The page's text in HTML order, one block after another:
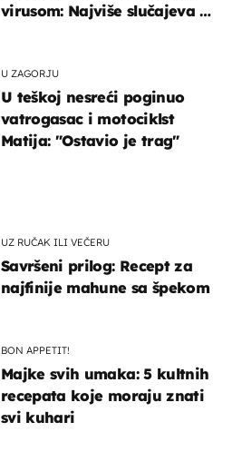
virusom: Najviše slučajeva u
U ZAGORJU
U teškoj nesreći poginuo
vatrogasac i motociklst
Matija: "Ostavio je trag"
UZ RUČAK ILI VEČERU
Savršeni prilog: Recept za
najfinije mahune sa špekom
BON APPETIT!
Majke svih umaka: 5 kultnih
recepata koje moraju znati
svi kuhari